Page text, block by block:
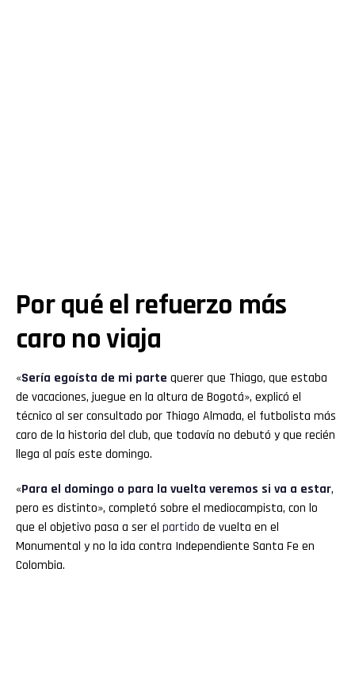
Por qué el refuerzo más
caro no viaja
«Sería egoísta de mi parte querer que Thiago, que estaba
de vacaciones, juegue en la altura de Bogotá», explicó el
técnico al ser consultado por Thiago Almada, el futbolista más
caro de la historia del club, que todavía no debutó y que recién
llega al país este domingo.
«Para el domingo o para la vuelta veremos si va a estar,
pero es distinto», completó sobre el mediocampista, con lo
que el objetivo pasa a ser el partido de vuelta en el
Monumental y no la ida contra Independiente Santa Fe en
Colombia.